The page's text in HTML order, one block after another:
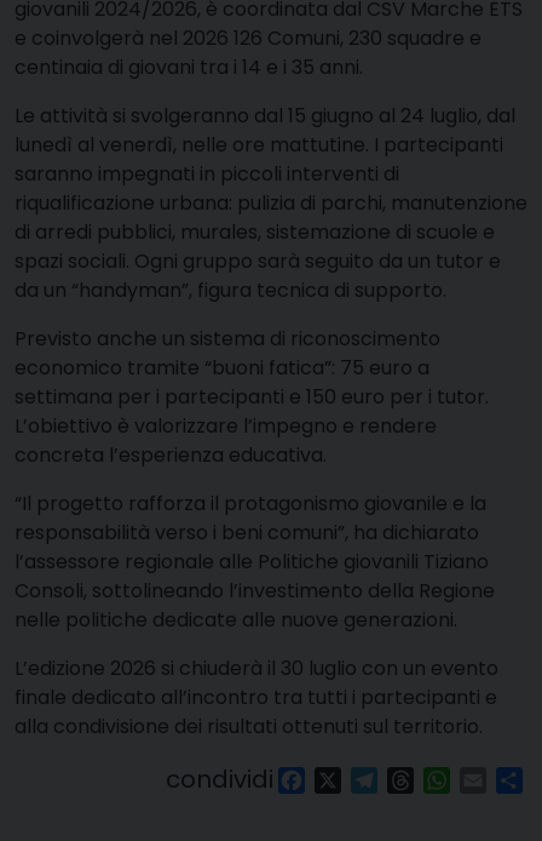
giovanili 2024/2026, è coordinata dal CSV Marche ETS
e coinvolgerà nel 2026 126 Comuni, 230 squadre e
centinaia di giovani tra i 14 e i 35 anni.
Le attività si svolgeranno dal 15 giugno al 24 luglio, dal
lunedì al venerdì, nelle ore mattutine. I partecipanti
saranno impegnati in piccoli interventi di
riqualificazione urbana: pulizia di parchi, manutenzione
di arredi pubblici, murales, sistemazione di scuole e
spazi sociali. Ogni gruppo sarà seguito da un tutor e
da un “handyman”, figura tecnica di supporto.
Previsto anche un sistema di riconoscimento
economico tramite “buoni fatica”: 75 euro a
settimana per i partecipanti e 150 euro per i tutor.
L’obiettivo è valorizzare l’impegno e rendere
concreta l’esperienza educativa.
“Il progetto rafforza il protagonismo giovanile e la
responsabilità verso i beni comuni”, ha dichiarato
l’assessore regionale alle Politiche giovanili Tiziano
Consoli, sottolineando l’investimento della Regione
nelle politiche dedicate alle nuove generazioni.
L’edizione 2026 si chiuderà il 30 luglio con un evento
finale dedicato all’incontro tra tutti i partecipanti e
alla condivisione dei risultati ottenuti sul territorio.
condividi FacebookTelegram
Threads Email